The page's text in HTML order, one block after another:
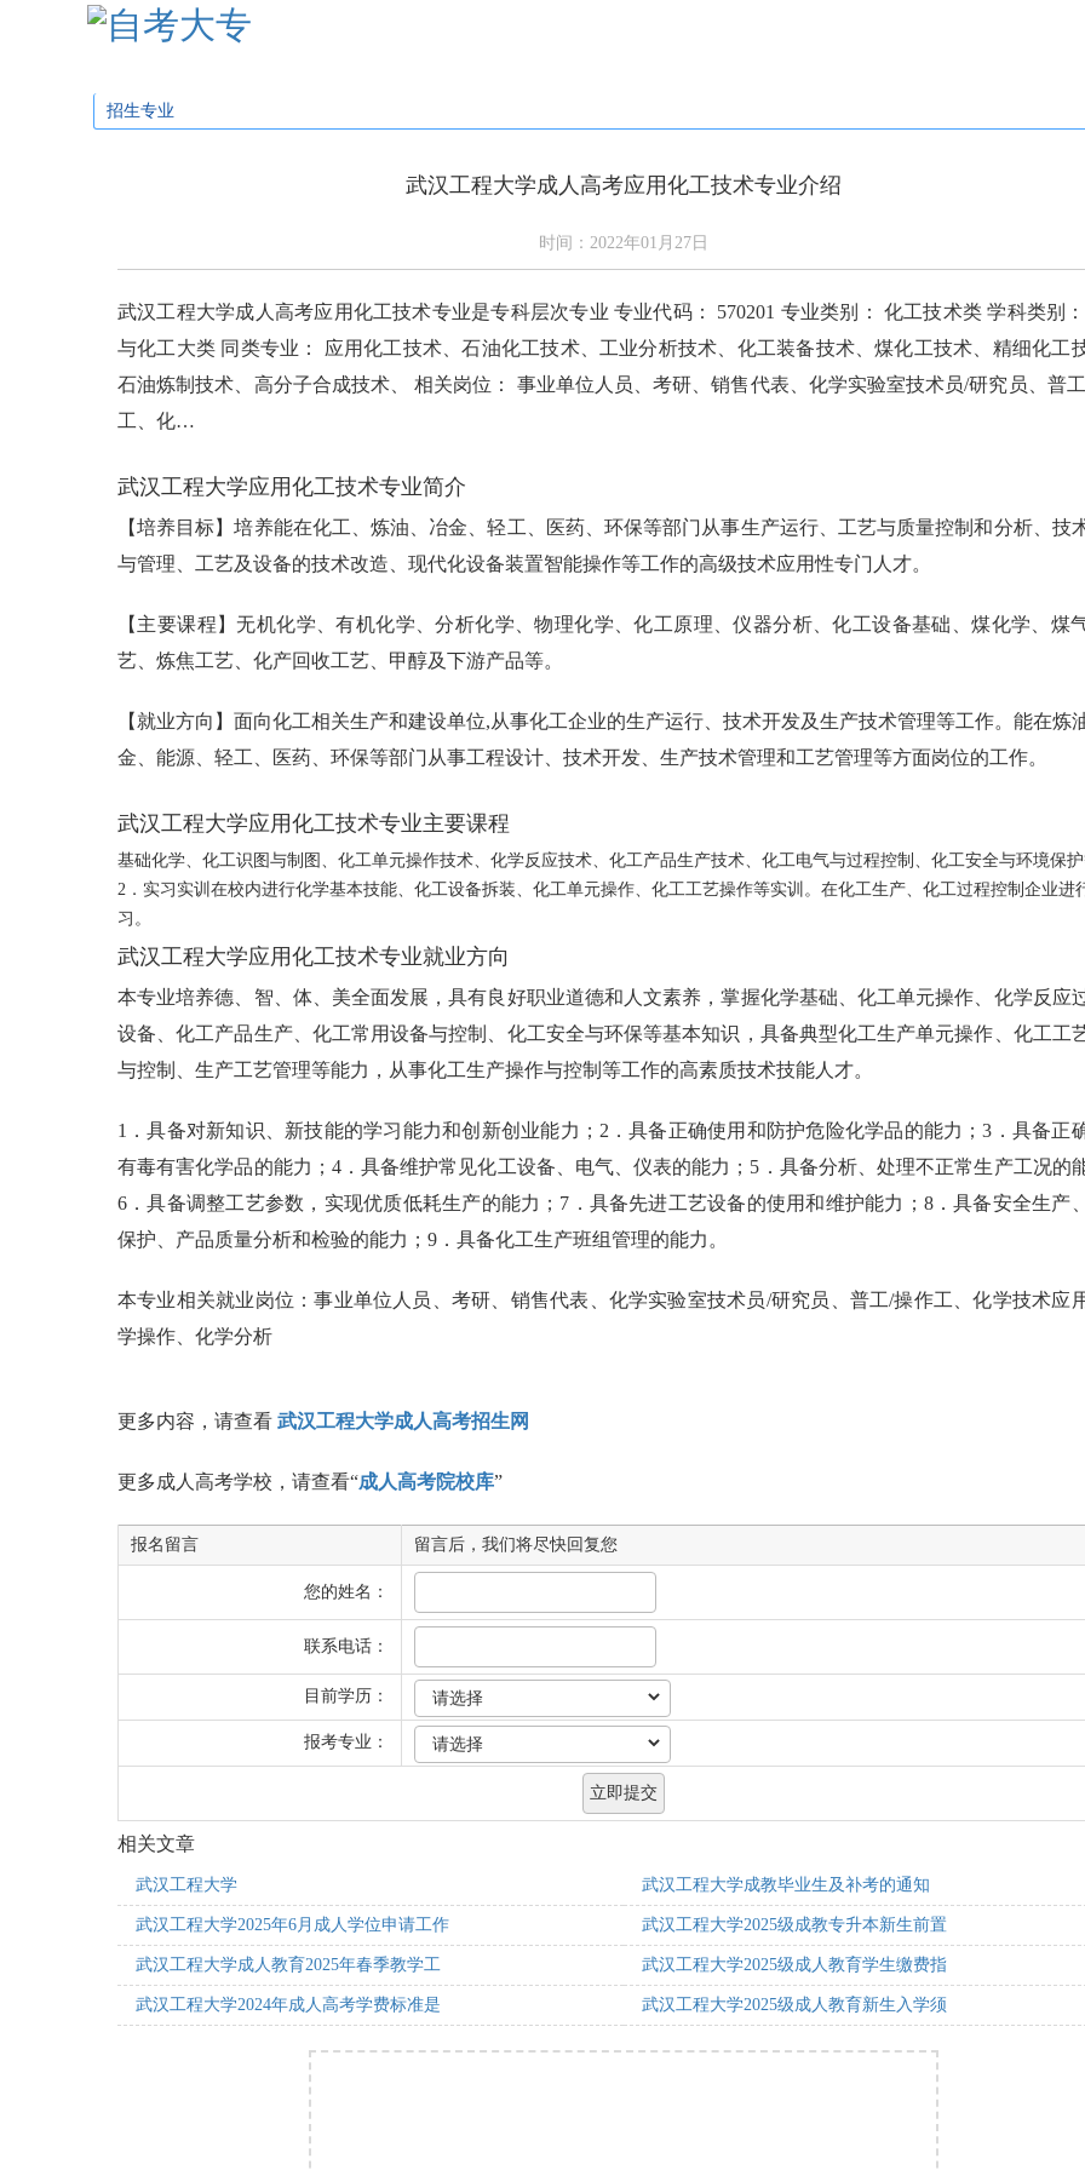
招生专业
武汉工程大学成人高考应用化工技术专业介绍
时间：2022年01月27日
武汉工程大学成人高考应用化工技术专业是专科层次专业 专业代码： 570201 专业类别： 化工技术类 学科类别
与化工大类 同类专业： 应用化工技术、石油化工技术、工业分析技术、化工装备技术、煤化工技术、精细化工技
石油炼制技术、高分子合成技术、 相关岗位： 事业单位人员、考研、销售代表、化学实验室技术员/研究员、普
工、化…
武汉工程大学应用化工技术专业简介
【培养目标】培养能在化工、炼油、冶金、轻工、医药、环保等部门从事生产运行、工艺与质量控制和分析、技
与管理、工艺及设备的技术改造、现代化设备装置智能操作等工作的高级技术应用性专门人才。
【主要课程】无机化学、有机化学、分析化学、物理化学、化工原理、仪器分析、化工设备基础、煤化学、煤
艺、炼焦工艺、化产回收工艺、甲醇及下游产品等。
【就业方向】面向化工相关生产和建设单位,从事化工企业的生产运行、技术开发及生产技术管理等工作。能在炼
金、能源、轻工、医药、环保等部门从事工程设计、技术开发、生产技术管理和工艺管理等方面岗位的工作。
武汉工程大学应用化工技术专业主要课程
基础化学、化工识图与制图、化工单元操作技术、化学反应技术、化工产品生产技术、化工电气与过程控制、化工安全与环境保护
2．实习实训在校内进行化学基本技能、化工设备拆装、化工单元操作、化工工艺操作等实训。在化工生产、化工过程控制企业进
习。
武汉工程大学应用化工技术专业就业方向
本专业培养德、智、体、美全面发展，具有良好职业道德和人文素养，掌握化学基础、化工单元操作、化学反应
设备、化工产品生产、化工常用设备与控制、化工安全与环保等基本知识，具备典型化工生产单元操作、化工工
与控制、生产工艺管理等能力，从事化工生产操作与控制等工作的高素质技术技能人才。
1．具备对新知识、新技能的学习能力和创新创业能力；2．具备正确使用和防护危险化学品的能力；3．具备正
有毒有害化学品的能力；4．具备维护常见化工设备、电气、仪表的能力；5．具备分析、处理不正常生产工况的
6．具备调整工艺参数，实现优质低耗生产的能力；7．具备先进工艺设备的使用和维护能力；8．具备安全生产
保护、产品质量分析和检验的能力；9．具备化工生产班组管理的能力。
本专业相关就业岗位：事业单位人员、考研、销售代表、化学实验室技术员/研究员、普工/操作工、化学技术应
学操作、化学分析
更多内容，请查看 武汉工程大学成人高考招生网
更多成人高考学校，请查看“成人高考院校库”
报名留言 留言后，我们将尽快回复您
您的姓名：
联系电话：
目前学历：
报考专业：
相关文章
武汉工程大学 武汉工程大学成教毕业生及补考的通知
武汉工程大学2025年6月成人学位申请工作 武汉工程大学2025级成教专升本新生前置
武汉工程大学成人教育2025年春季教学工 武汉工程大学2025级成人教育学生缴费指
武汉工程大学2024年成人高考学费标准是 武汉工程大学2025级成人教育新生入学须